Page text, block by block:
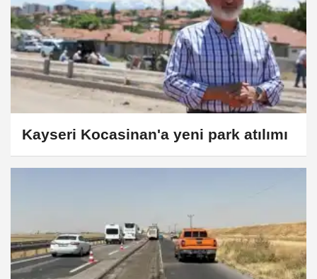
Kayseri Kocasinan'a yeni park atılımı